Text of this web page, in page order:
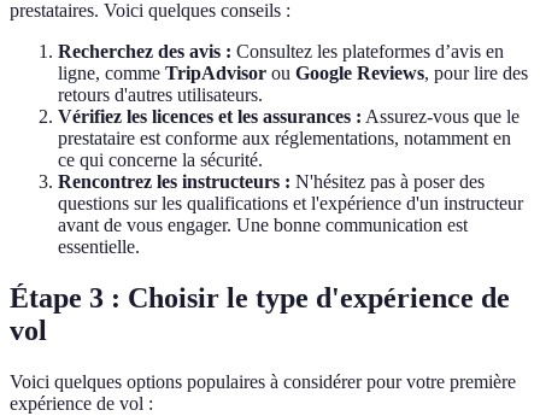
prestataires. Voici quelques conseils :
Recherchez des avis : Consultez les plateformes d’avis en
ligne, comme TripAdvisor ou Google Reviews, pour lire des
retours d'autres utilisateurs.
Vérifiez les licences et les assurances : Assurez-vous que le
prestataire est conforme aux réglementations, notamment en
ce qui concerne la sécurité.
Rencontrez les instructeurs : N'hésitez pas à poser des
questions sur les qualifications et l'expérience d'un instructeur
avant de vous engager. Une bonne communication est
essentielle.
Étape 3 : Choisir le type d'expérience de
vol
Voici quelques options populaires à considérer pour votre première
expérience de vol :